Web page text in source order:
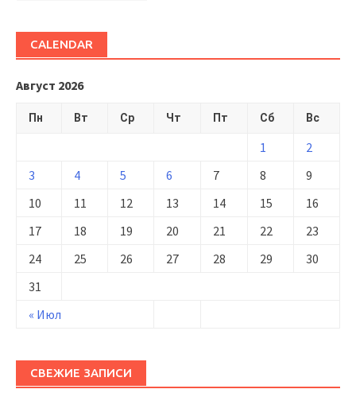
CALENDAR
Август 2026
Пн Вт Ср Чт Пт Сб Вс
« Июл
1
2
3
4 5 6 7 8
9
10
11 12 13 14 15
16
17
18 19 20 21 22
23
24
25 26 27 28 29
30
31
СВЕЖИЕ ЗАПИСИ